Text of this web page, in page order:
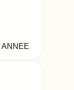
ANNEE